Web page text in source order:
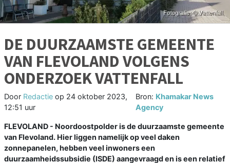
DE DUURZAAMSTE GEMEENTE
VAN FLEVOLAND VOLGENS
ONDERZOEK VATTENFALL
Door Redactie op 24 oktober 2023,
12:51 uur
Bron: Khamakar News
Agency
FLEVOLAND - Noordoostpolder is de duurzaamste gemeente
van Flevoland. Hier liggen namelijk op veel daken
zonnepanelen, hebben veel inwoners een
duurzaamheidssubsidie (ISDE) aangevraagd en is een relatief